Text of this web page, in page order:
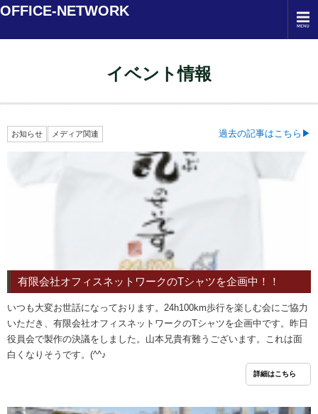
OFFICE-NETWORK
イベント情報
過去の記事はこちら
お知らせ メディア関連
有限会社オフィスネットワークのTシャツを企画中！！
いつも大変お世話になっております。24h100km歩行を楽しむ会にご協力
いただき、有限会社オフィスネットワークのTシャツを企画中です。昨日
役員会で製作の決議をしました。山本兄貴有難うございます。これは面
白くなりそうです。(^^♪
詳細はこちら